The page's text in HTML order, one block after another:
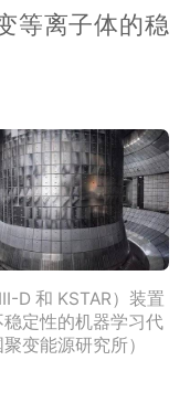
等离子体的稳
D 和 KSTAR）装置
定性的机器学习代
变能源研究所）